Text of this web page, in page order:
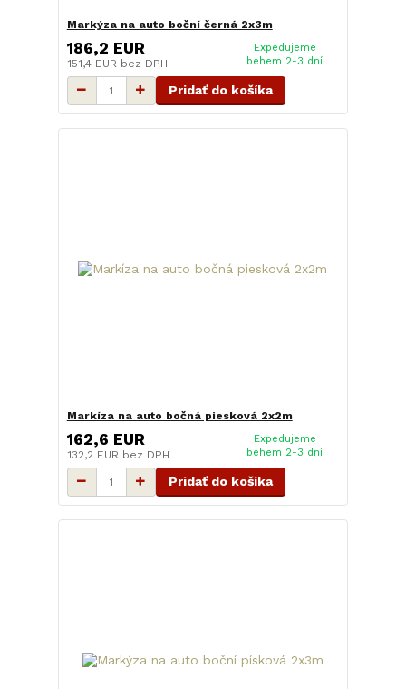
Markýza na auto boční černá 2x3m
186,2 EUR
151,4 EUR bez DPH
Expedujeme
behem 2-3 dní
Pridať do košíka
Markíza na auto bočná piesková 2x2m
162,6 EUR
132,2 EUR bez DPH
Expedujeme
behem 2-3 dní
Pridať do košíka